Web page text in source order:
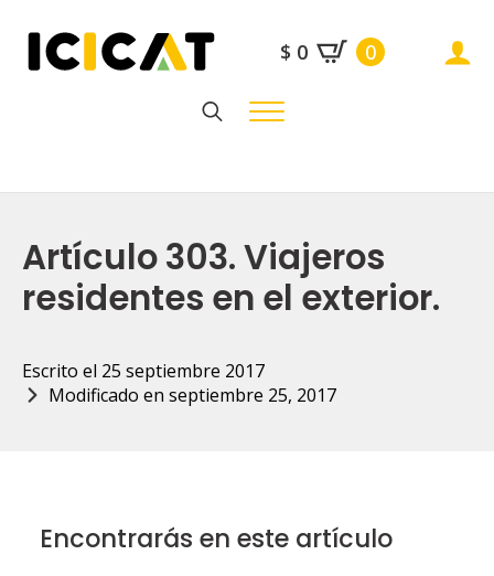
$ 0 0
Artículo 303. Viajeros
residentes en el exterior.
Escrito el 25 septiembre 2017
Modificado en septiembre 25, 2017
Encontrarás en este artículo